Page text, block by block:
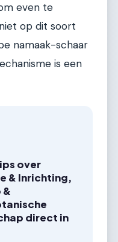
even te
op dit soort
namaak-schaar
is een
over
& Inrichting,
&
direct in